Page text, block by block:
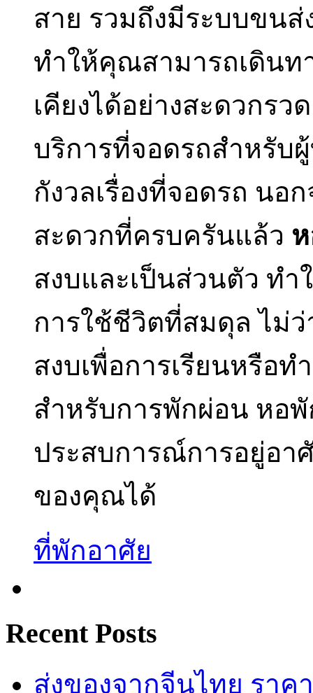
สาย รวมถึงมีระบบขน
ทำให้คุณสามารถเดินท
เคียงได้อย่างสะดวกร
บริการที่จอดรถสำหรับ
กังวลเรื่องที่จอดรถ นอ
สะดวกที่ครบครันแล้ว
สงบและเป็นส่วนตัว ทำ
การใช้ชีวิตที่สมดุล ไม่
สงบเพื่อการเรียนหรือ
สำหรับการพักผ่อน หอ
ประสบการณ์การอยู่อา
ของคุณได้
ที่พักอาศัย
Recent Posts
ส่งของจากจีนไทย ราค